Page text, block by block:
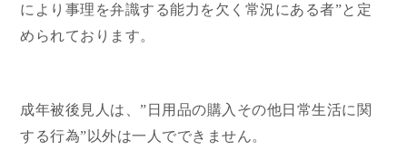
により事理を弁識する能力を欠く常況にある者”と定
められております。
成年被後見人は、”日用品の購入その他日常生活に関
する行為”以外は一人でできません。